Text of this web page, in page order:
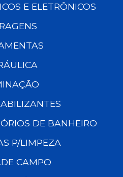
E ELETRÔNICOS
DE BANHEIRO
P/LIMPEZA
CAMPO